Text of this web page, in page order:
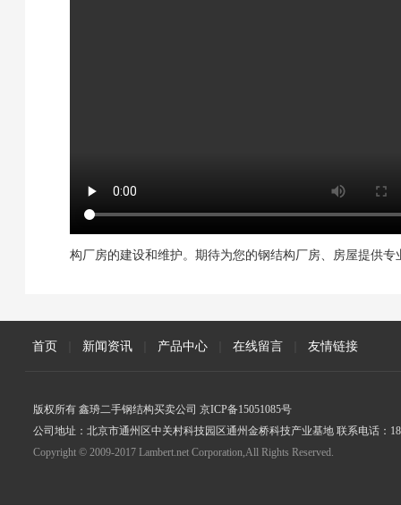
构厂房的建设和维护。期待为您的钢结构厂房、房屋提供专
首页 新闻资讯 产品中心 在线留言 友情链接
版权所有 鑫珘二手钢结构买卖公司 京ICP备15051085号
公司地址：北京市通州区中关村科技园区通州金桥科技产业基地 联系电话：
Copyright © 2009-2017 Lambert.net Corporation,All Rights Reserved.